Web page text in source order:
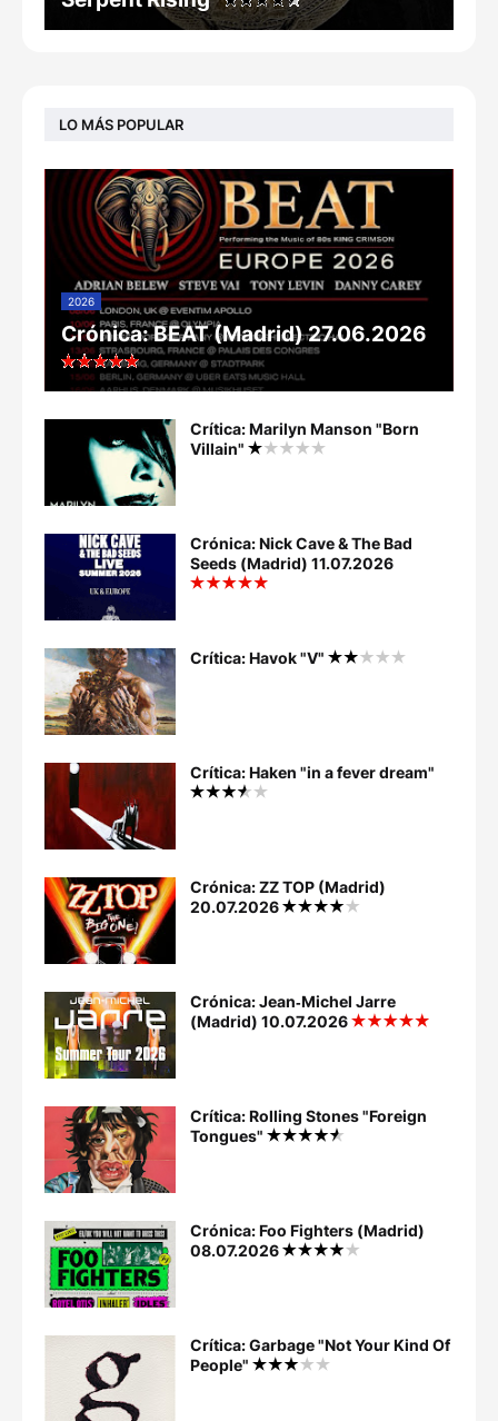
LO MÁS POPULAR
2026
Crónica: BEAT (Madrid) 27.06.2026
Crítica: Marilyn Manson "Born
Villain"
Crónica: Nick Cave & The Bad
Seeds (Madrid) 11.07.2026
Crítica: Havok "V"
Crítica: Haken "in a fever dream"
Crónica: ZZ TOP (Madrid)
20.07.2026
Crónica: Jean‐Michel Jarre
(Madrid) 10.07.2026
Crítica: Rolling Stones "Foreign
Tongues"
Crónica: Foo Fighters (Madrid)
08.07.2026
Crítica: Garbage "Not Your Kind Of
People"